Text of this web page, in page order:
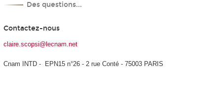
Des questions...
Contactez-nous
claire.scopsi@lecnam.net
Cnam INTD - EPN15 n°26 - 2 rue Conté - 75003 PARIS